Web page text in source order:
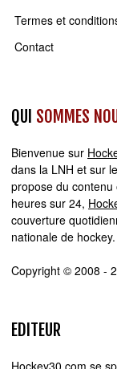
Termes et
Contact
QUI SOMMES
Bienvenue sur
dans la LNH et sur
propose du
heures sur 24,
couverture
nationale de hockey.
Copyright © 2008 -
EDITEUR
Hockey30.com se